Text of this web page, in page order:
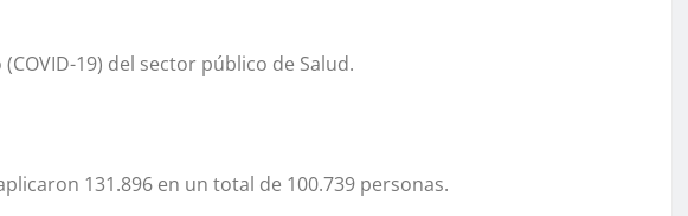
19) del sector público de Salud.
131.896 en un total de 100.739 personas.